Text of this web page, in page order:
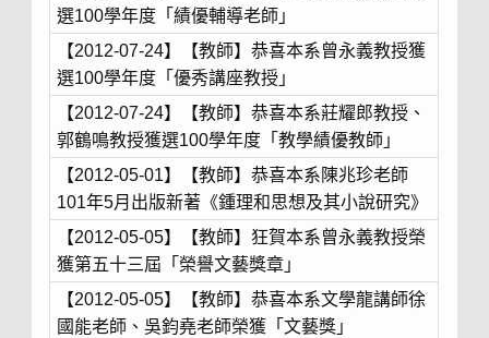
選100學年度「績優輔導老師」
【2012-07-24】【教師】恭喜本系曾永義教授獲
選100學年度「優秀講座教授」
【2012-07-24】【教師】恭喜本系莊耀郎教授、
郭鶴鳴教授獲選100學年度「教學績優教師」
【2012-05-01】【教師】恭喜本系陳兆珍老師
101年5月出版新著《鍾理和思想及其小說研究》
【2012-05-05】【教師】狂賀本系曾永義教授榮
獲第五十三屆「榮譽文藝獎章」
【2012-05-05】【教師】恭喜本系文學龍講師徐
國能老師、吳鈞堯老師榮獲「文藝獎」